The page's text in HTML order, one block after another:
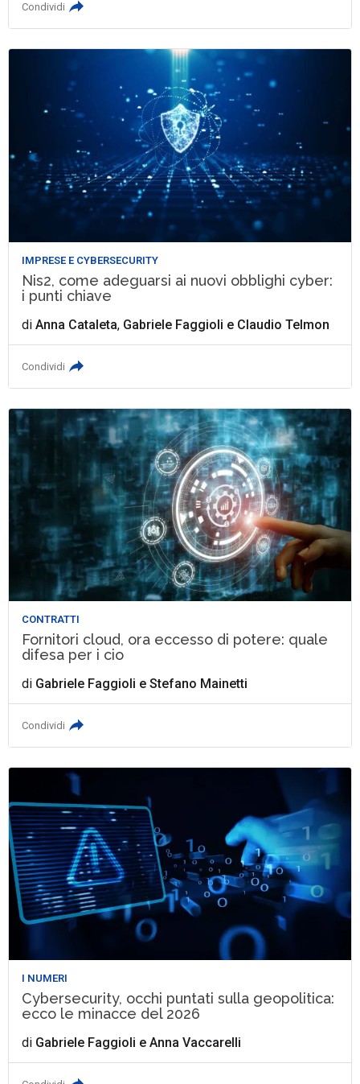
Condividi
IMPRESE E CYBERSECURITY
Nis2, come adeguarsi ai nuovi obblighi cyber:
i punti chiave
diAnna Cataleta, Gabriele Faggioli e Claudio Telmon
Condividi
CONTRATTI
Fornitori cloud, ora eccesso di potere: quale
difesa per i cio
di Gabriele Faggioli eStefano Mainetti
Condividi
I NUMERI
Cybersecurity, occhi puntati sulla geopolitica:
ecco le minacce del 2026
di Gabriele Faggioli eAnna Vaccarelli